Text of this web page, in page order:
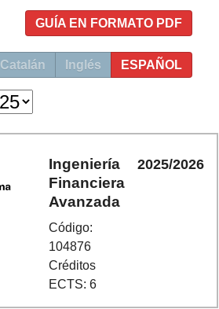
GUÍA EN FORMATO PDF
Catalán Inglés ESPAÑOL
Ingeniería
Financiera
Avanzada
Código:
104876
Créditos
ECTS: 6
2025/2026